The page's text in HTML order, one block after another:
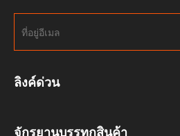
ลิงค์ด่วน
จักรยานบรรทุกสินค้า